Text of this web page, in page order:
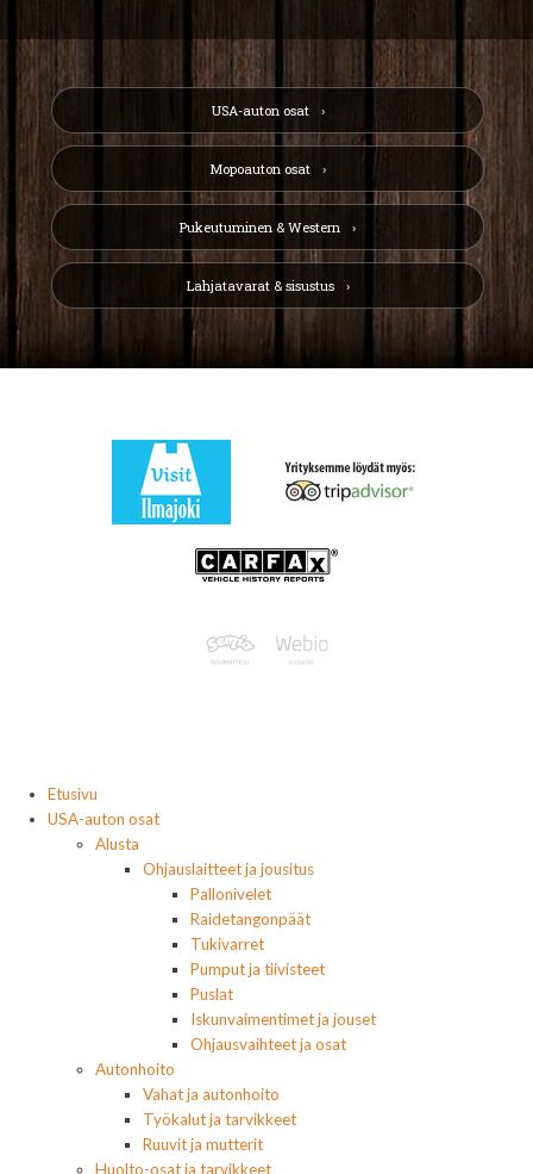
USA-auton osat
Mopoauton osat
Pukeutuminen & Western
Lahjatavarat & sisustus
Etusivu
USA-auton osat
Alusta
Ohjauslaitteet ja jousitus
Pallonivelet
Raidetangonpäät
Tukivarret
Pumput ja tiivisteet
Puslat
Iskunvaimentimet ja jouset
Ohjausvaihteet ja osat
Autonhoito
Vahat ja autonhoito
Työkalut ja tarvikkeet
Ruuvit ja mutterit
Huolto-osat ja tarvikkeet